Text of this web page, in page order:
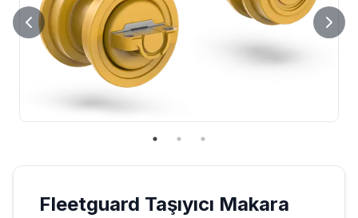
Fleetguard Taşıyıcı Makara